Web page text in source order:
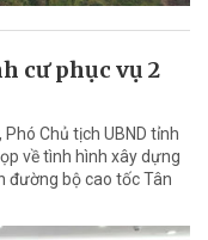
cư phục vụ 2
Chủ tịch UBND tỉnh
về tình hình xây dựng
đường bộ cao tốc Tân